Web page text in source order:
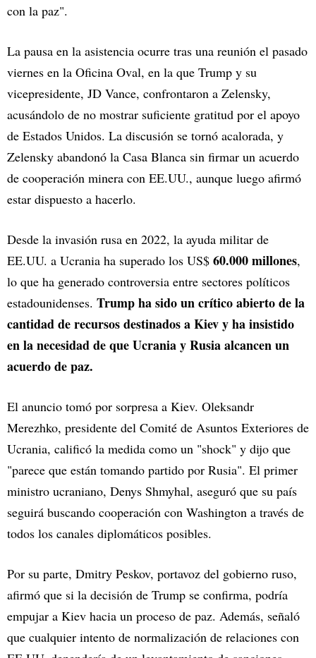
con la paz".
La pausa en la asistencia ocurre tras una reunión el pasado
viernes en la Oficina Oval, en la que Trump y su
vicepresidente, JD Vance, confrontaron a Zelensky,
acusándolo de no mostrar suficiente gratitud por el apoyo
de Estados Unidos. La discusión se tornó acalorada, y
Zelensky abandonó la Casa Blanca sin firmar un acuerdo
de cooperación minera con EE.UU., aunque luego afirmó
estar dispuesto a hacerlo.
Desde la invasión rusa en 2022, la ayuda militar de
EE.UU. a Ucrania ha superado los US$ 60.000 millones,
lo que ha generado controversia entre sectores políticos
estadounidenses. Trump ha sido un crítico abierto de la
cantidad de recursos destinados a Kiev y ha insistido
en la necesidad de que Ucrania y Rusia alcancen un
acuerdo de paz.
El anuncio tomó por sorpresa a Kiev. Oleksandr
Merezhko, presidente del Comité de Asuntos Exteriores de
Ucrania, calificó la medida como un "shock" y dijo que
"parece que están tomando partido por Rusia". El primer
ministro ucraniano, Denys Shmyhal, aseguró que su país
seguirá buscando cooperación con Washington a través de
todos los canales diplomáticos posibles.
Por su parte, Dmitry Peskov, portavoz del gobierno ruso,
afirmó que si la decisión de Trump se confirma, podría
empujar a Kiev hacia un proceso de paz. Además, señaló
que cualquier intento de normalización de relaciones con